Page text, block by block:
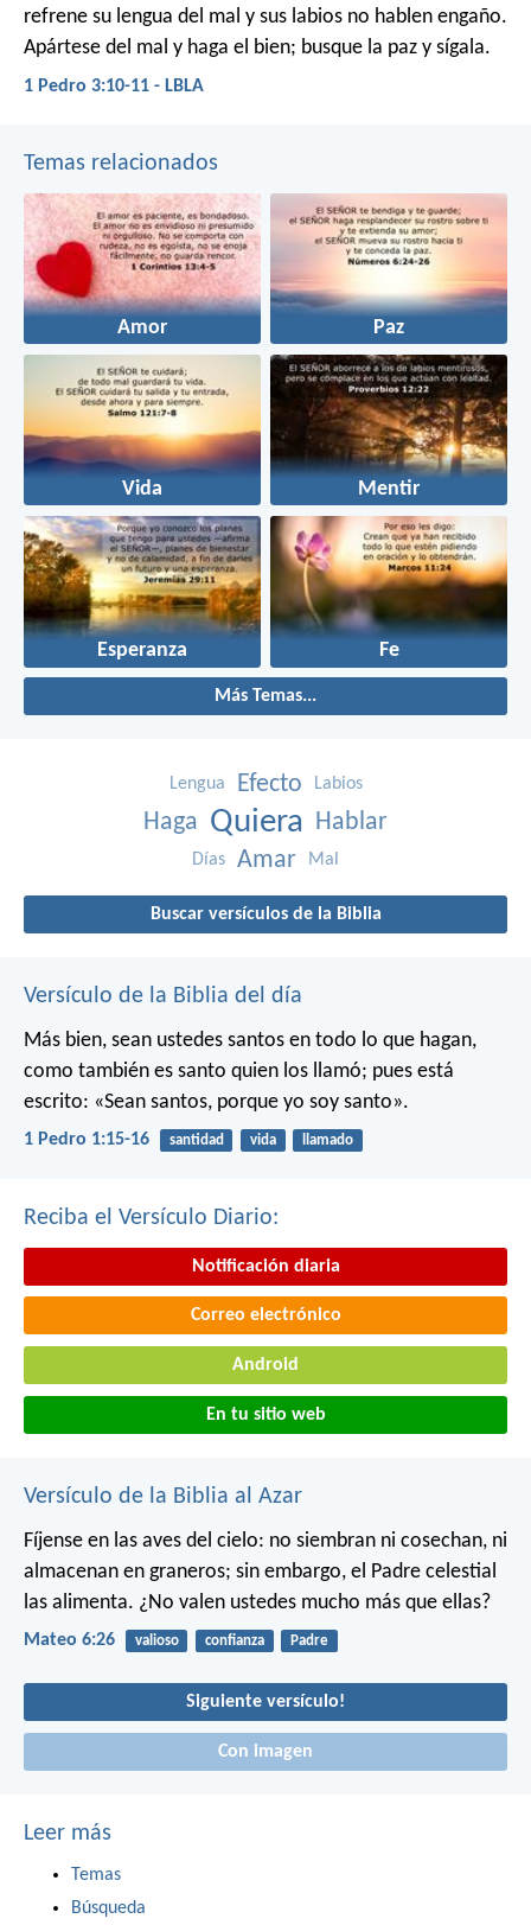
refrene su lengua del mal y sus labios no hablen engaño.
Apártese del mal y haga el bien; busque la paz y sígala.
1 Pedro 3:10-11 - LBLA
Temas relacionados
Amor Paz
Vida Mentir
Esperanza Fe
Más Temas...
Lengua Efecto Labios
Haga Quiera Hablar
Días Amar Mal
Buscar versículos de la Biblia
Versículo de la Biblia del día
Más bien, sean ustedes santos en todo lo que hagan,
como también es santo quien los llamó; pues está
escrito: «Sean santos, porque yo soy santo».
1 Pedro 1:15-16 santidad vida llamado
Reciba el Versículo Diario:
Notificación diaria
Correo electrónico
Android
En tu sitio web
Versículo de la Biblia al Azar
Fíjense en las aves del cielo: no siembran ni cosechan, ni
almacenan en graneros; sin embargo, el Padre celestial
las alimenta. ¿No valen ustedes mucho más que ellas?
Mateo 6:26 valioso confianza Padre
Siguiente versículo!
Con imagen
Leer más
Temas
Búsqueda